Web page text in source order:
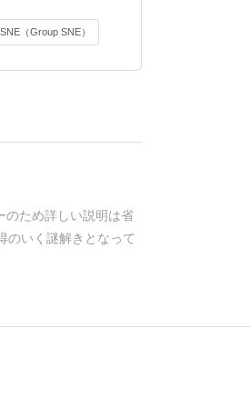
（Group SNE）
のため詳しい説明は省
のいく謎解きとなって